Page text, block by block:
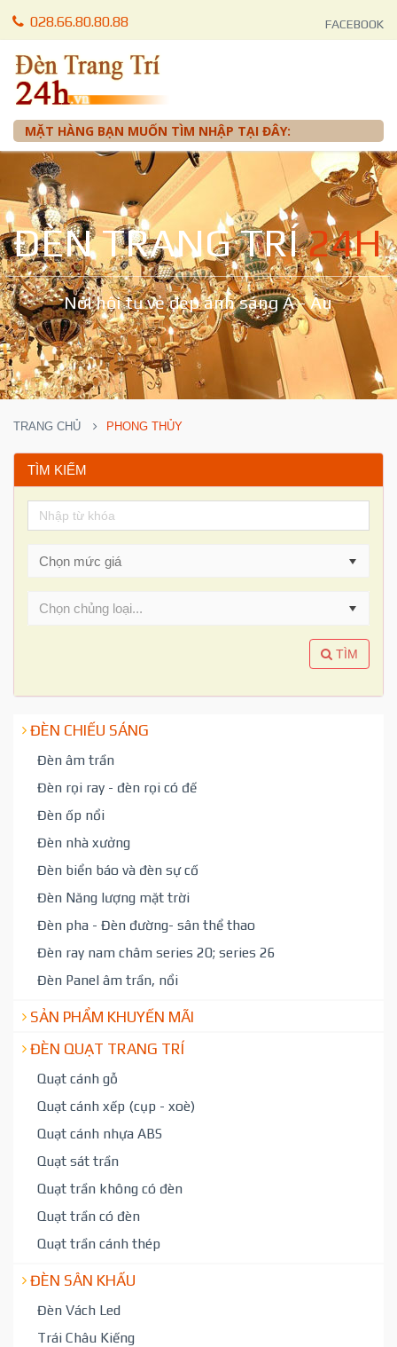
028.66.80.80.88
0905 012 099 - Mr. Tuấn
FACEBOOK
MẶT HÀNG BẠN MUỐN TÌM NHẬP TẠI ĐÂY:
ĐÈN TRANG TRÍ24H
Nơi hội tụ vẻ đẹp ánh sáng Á - Âu
TRANG CHỦ PHONG THỦY
TÌM KIẾM
Chọn chủng loại...
TÌM
ĐÈN CHIẾU SÁNG
Đèn âm trần
Đèn rọi ray - đèn rọi có đế
Đèn ốp nổi
Đèn nhà xưởng
Đèn biển báo và đèn sự cố
Đèn Năng lượng mặt trời
Đèn pha - Đèn đường- sân thể thao
Đèn ray nam châm series 20; series 26
Đèn Panel âm trần, nổi
SẢN PHẨM KHUYẾN MÃI
ĐÈN QUẠT TRANG TRÍ
Quạt cánh gỗ
Quạt cánh xếp (cụp - xoè)
Quạt cánh nhựa ABS
Quạt sát trần
Quạt trần không có đèn
Quạt trần có đèn
Quạt trần cánh thép
ĐÈN SÂN KHẤU
Đèn Vách Led
Trái Châu Kiếng